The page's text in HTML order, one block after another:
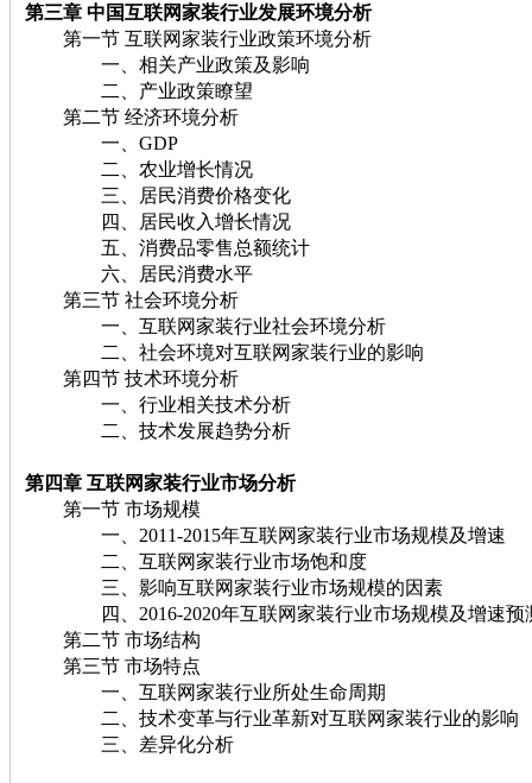
第三章 中国互联网家装行业发展环境分析
第一节 互联网家装行业政策环境分析
一、相关产业政策及影响
二、产业政策瞭望
第二节 经济环境分析
一、GDP
二、农业增长情况
三、居民消费价格变化
四、居民收入增长情况
五、消费品零售总额统计
六、居民消费水平
第三节 社会环境分析
一、互联网家装行业社会环境分析
二、社会环境对互联网家装行业的影响
第四节 技术环境分析
一、行业相关技术分析
二、技术发展趋势分析
第四章 互联网家装行业市场分析
第一节 市场规模
一、2011-2015年互联网家装行业市场规模及增速
二、互联网家装行业市场饱和度
三、影响互联网家装行业市场规模的因素
四、2016-2020年互联网家装行业市场规模及增速预
第二节 市场结构
第三节 市场特点
一、互联网家装行业所处生命周期
二、技术变革与行业革新对互联网家装行业的影响
三、差异化分析